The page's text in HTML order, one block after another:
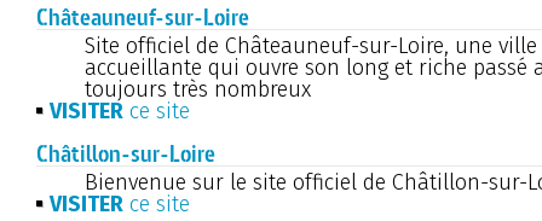
Châteauneuf-sur-Loire
Site officiel de Châteauneuf-sur-Loire, une
accueillante qui ouvre son long et riche passé
toujours très nombreux
VISITER ce site
Châtillon-sur-Loire
Bienvenue sur le site officiel de Châtillon-sur-
VISITER ce site